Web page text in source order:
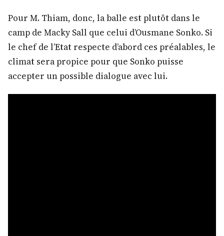
Pour M. Thiam, donc, la balle est plutôt dans le
camp de Macky Sall que celui d’Ousmane Sonko. Si
le chef de l’Etat respecte d’abord ces préalables, le
climat sera propice pour que Sonko puisse
accepter un possible dialogue avec lui.